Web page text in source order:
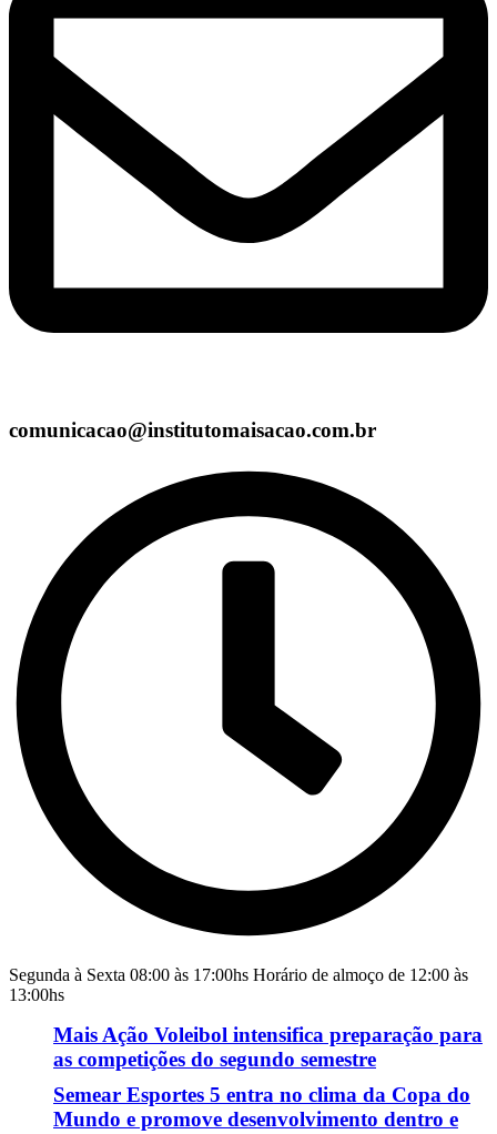
comunicacao@institutomaisacao.com.br
Segunda à Sexta 08:00 às 17:00hs Horário de almoço de 12:00 às
13:00hs
Mais Ação Voleibol intensifica preparação para
as competições do segundo semestre
Semear Esportes 5 entra no clima da Copa do
Mundo e promove desenvolvimento dentro e